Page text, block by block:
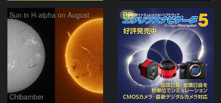
Sun in H-alpha on August 7, 2026
Chibamber
PR